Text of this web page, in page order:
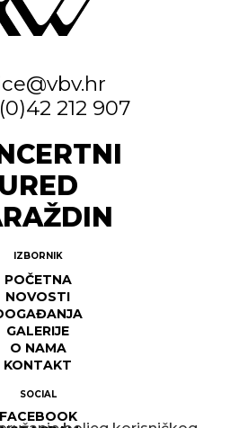
212 907
URED
IZBORNIK
POČETNA
NOVOSTI
GALERIJE
O NAMA
KONTAKT
SOCIAL
FACEBOOK